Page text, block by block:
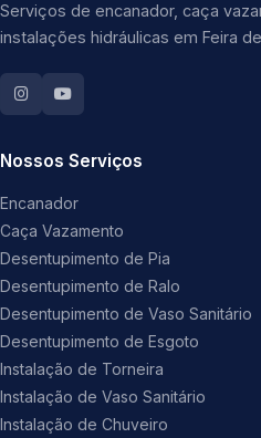
Serviços de encanador, caça
instalações hidráulicas em Feira
Nossos Serviços
Encanador
Caça Vazamento
Desentupimento de Pia
Desentupimento de Ralo
Desentupimento de Vaso Sanitário
Desentupimento de Esgoto
Instalação de Torneira
Instalação de Vaso Sanitário
Instalação de Chuveiro